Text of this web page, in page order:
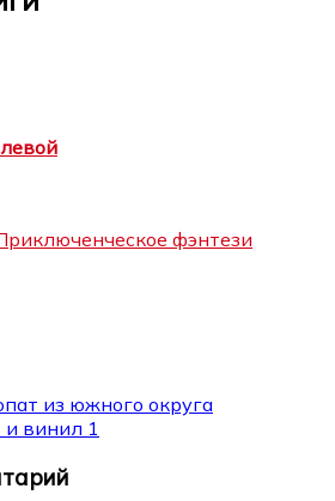
фэнтези
из южного округа
и винил 1